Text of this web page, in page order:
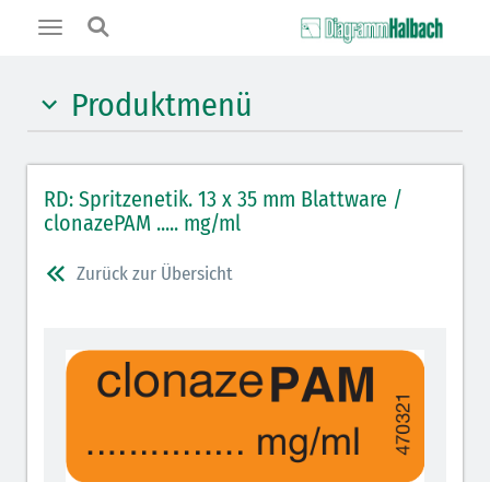
Toggle
Produktmenü
Benzodiazepine (orange)
Benzodiazepin-Antagonisten (orange schraffiert)
Muskelrelaxantien (rot weißer Kopfbalken)
Opiate/Opioide (hellblau)
Lokalanästhetika (grau)
RD: Spritzenetik. 13 x 35 mm Blattware /
clonazePAM ..... mg/ml
Zurück zur Übersicht